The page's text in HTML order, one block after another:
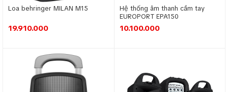
Loa behringer MILAN M15
19.910.000
Hệ thống âm thanh cầm tay
EUROPORT EPA150
10.100.000